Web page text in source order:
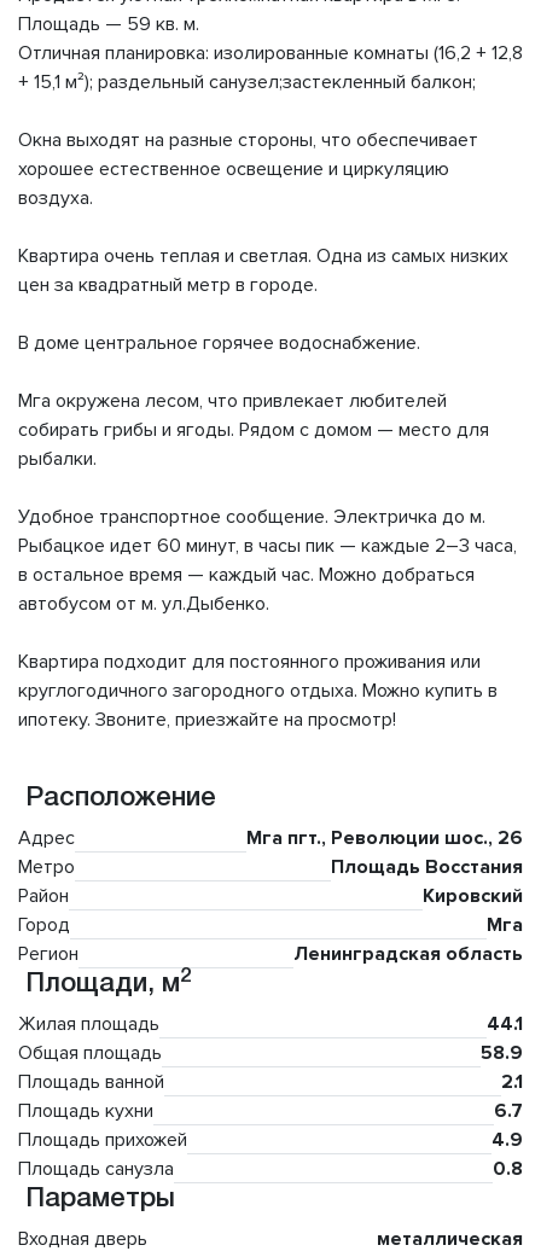
Площадь — 59 кв. м.
Отличная планировка: изолированные комнаты (16,2 + 12,8
+ 15,1 м²); раздельный санузел;застекленный балкон;
Окна выходят на разные стороны, что обеспечивает
хорошее естественное освещение и циркуляцию
воздуха.
Квартира очень теплая и светлая. Одна из самых низких
цен за квадратный метр в городе.
В доме центральное горячее водоснабжение.
Мга окружена лесом, что привлекает любителей
собирать грибы и ягоды. Рядом с домом — место для
рыбалки.
Удобное транспортное сообщение. Электричка до м.
Рыбацкое идет 60 минут, в часы пик — каждые 2–3 часа,
в остальное время — каждый час. Можно добраться
автобусом от м. ул.Дыбенко.
Квартира подходит для постоянного проживания или
круглогодичного загородного отдыха. Можно купить в
ипотеку. Звоните, приезжайте на просмотр!
Расположение
Адрес
Мга пгт., Революции шос., 26
Метро
Площадь Восстания
Район
Кировский
Город
Мга
Регион
Ленинградская область
Площади, м2
Жилая площадь
44.1
Общая площадь
58.9
Площадь ванной
2.1
Площадь кухни
6.7
Площадь прихожей
4.9
Площадь санузла
0.8
Параметры
Входная дверь
металлическая